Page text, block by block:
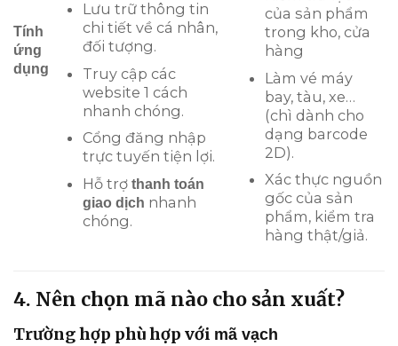
Tính
ứng
dụng
Lưu trữ thông tin
chi tiết về cá nhân,
đối tượng.
Truy cập các
website 1 cách
nhanh chóng.
Cổng đăng nhập
trực tuyến tiện lợi.
Hỗ trợthanh toán
giao dịch nhanh
chóng.
của sản phẩm
trong kho, cửa
hàng
Làm vé máy
bay, tàu, xe…
(chì dành cho
dạng barcode
2D).
Xác thực nguồn
gốc của sản
phẩm, kiểm tra
hàng thật/giả.
4. Nên chọn mã nào cho sản xuất?
Trường hợp phù hợp với mã vạch